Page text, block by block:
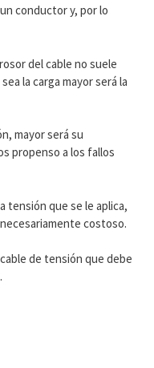
conductor y, por lo
del cable no suele
la carga mayor será la
mayor será su
propenso a los fallos
tensión que se le aplica,
costoso.
de tensión que debe